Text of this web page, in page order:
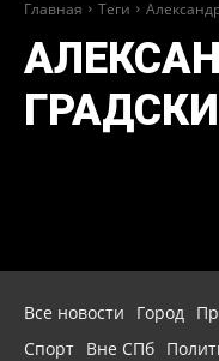
Главная Теги
Все новости Город
Спорт Вне СПб